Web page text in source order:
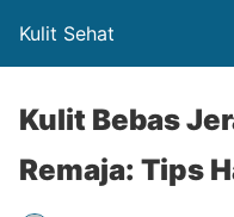
Kulit Sehat
Kulit Bebas
Remaja: Tips